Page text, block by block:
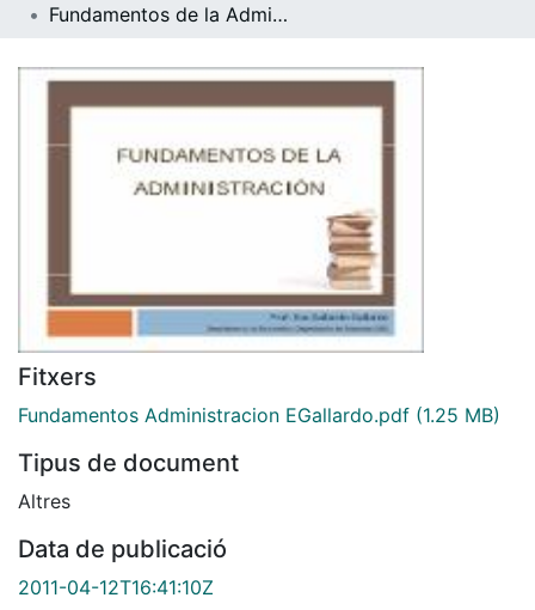
Contacte
Fundamentos de la Administración
Fitxers
Fundamentos Administracion EGallardo.pdf (1.25 MB)
Tipus de document
Altres
Data de publicació
2011-04-12T16:41:10Z